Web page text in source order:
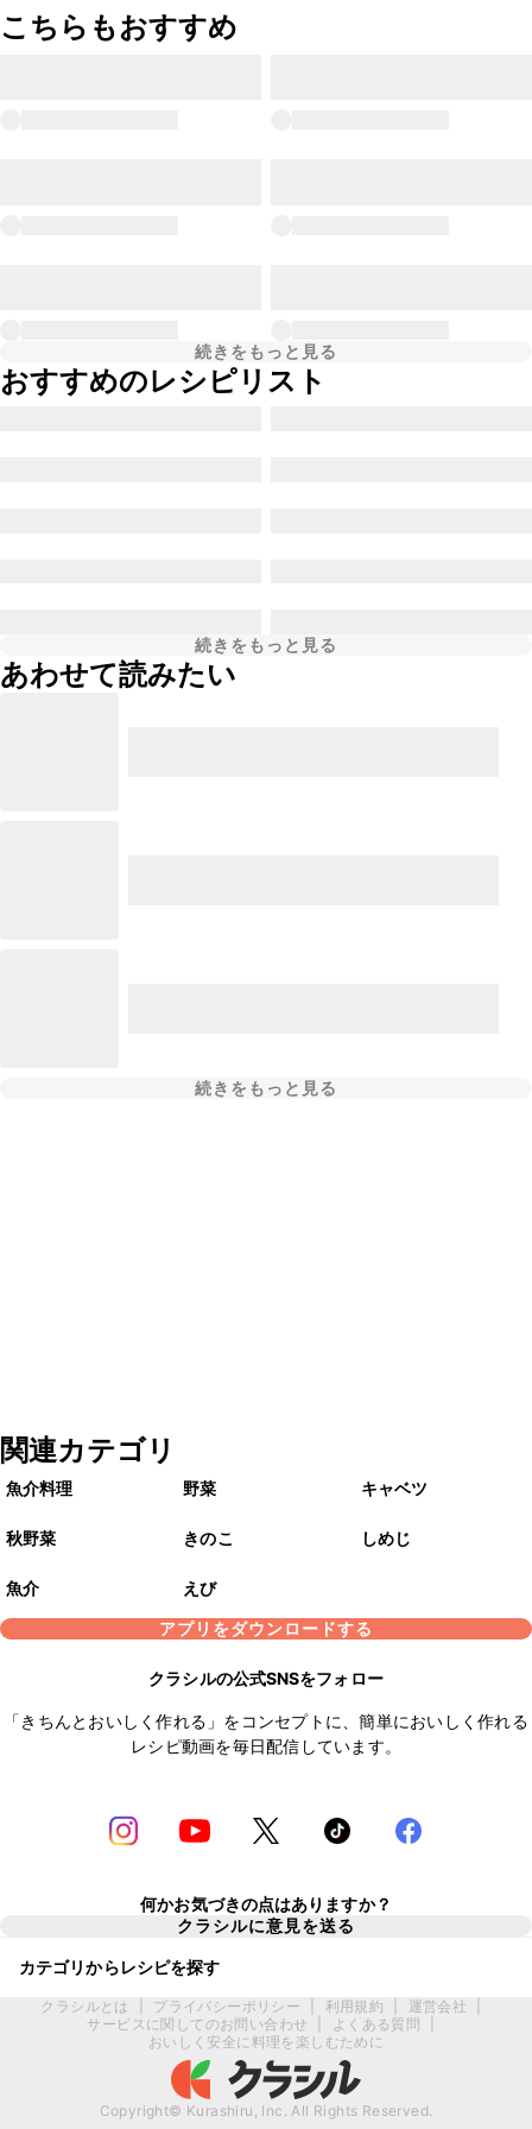
こちらもおすすめ
続きをもっと見る
おすすめのレシピリスト
続きをもっと見る
あわせて読みたい
続きをもっと見る
関連カテゴリ
魚介料理 野菜 キャベツ
秋野菜 きのこ しめじ
魚介
えび
アプリをダウンロードする
クラシルの公式SNSをフォロー
「きちんとおいしく作れる」をコンセプトに、簡単においしく作れる
レシピ動画を毎日配信しています。
何かお気づきの点はありますか？
クラシルに意見を送る
カテゴリからレシピを探す
クラシルとは プライバシーポリシー 利用規約 運営会社
サービスに関してのお問い合わせ
よくある質問
おいしく安全に料理を楽しむために
Copyright© Kurashiru, Inc. All Rights Reserved.